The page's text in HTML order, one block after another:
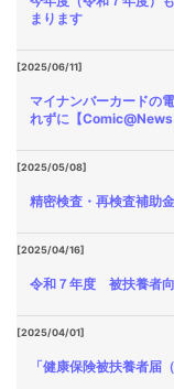
まります
[2025/06/11]
マイナンバーカードの
れずに【Comic@News
[2025/05/08]
精密検査・再検査補助
[2025/04/16]
令和７年度 被扶養者
[2025/04/01]
「健康保険被扶養者届